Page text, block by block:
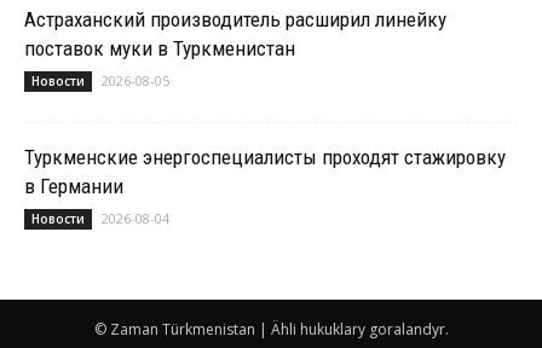
Астраханский производитель расширил линейку
поставок муки в Туркменистан
Новости 2026-08-05
Туркменские энергоспециалисты проходят стажировку
в Германии
Новости 2026-08-04
© Zaman Türkmenistan | Ähli hukuklary goralandyr.